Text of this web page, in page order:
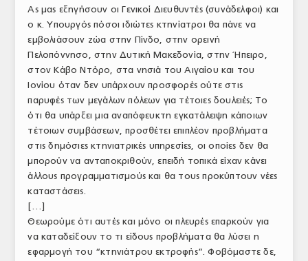
Ας μας εξηγήσουν οι Γενικοί Διευθυντές (συνάδελφοι) και
ο κ. Υπουργός πόσοι ιδιώτες κτηνίατροι θα πάνε να
εμβολιάσουν ζώα στην Πίνδο, στην ορεινή
Πελοπόννησο, στην Δυτική Μακεδονία, στην Ήπειρο,
στον Κάβο Ντόρο, στα νησιά του Αιγαίου και του
Ιονίου όταν δεν υπάρχουν προσφορές ούτε στις
παρυφές των μεγάλων πόλεων για τέτοιες δουλειές; Το
ότι θα υπάρξει μια αναπόφευκτη εγκατάλειψη κάποιων
τέτοιων συμβάσεων, προσθέτει επιπλέον προβλήματα
στις δημόσιες κτηνιατρικές υπηρεσίες, οι οποίες δεν θα
μπορούν να ανταποκριθούν, επειδή τοπικά είχαν κάνει
άλλους προγραμματισμούς και θα τους προκύπτουν νέες
καταστάσεις.
[…]
Θεωρούμε ότι αυτές και μόνο οι πλευρές επαρκούν για
να καταδείξουν το τι είδους προβλήματα θα λύσει η
εφαρμογή του “κτηνιάτρου εκτροφής”. Φοβόμαστε δε,